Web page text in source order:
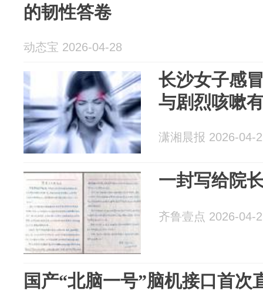
的韧性答卷
动态宝 2026-04-28
长沙女子感
与剧烈咳嗽
潇湘晨报 2026-04-
一封写给院
齐鲁壹点 2026-04-
国产“北脑一号”脑机接口首次